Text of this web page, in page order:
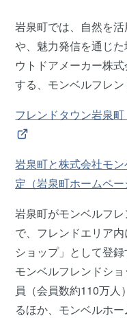
岩泉町では、自然を
や、魅力発信を通じ
ウトドアメーカー株
する、モンベルフレン
フレンドタウン岩泉
岩泉町と株式会社モ
定（岩泉町ホームペー
岩泉町がモンベルフ
で、フレンドエリア
ショップ」として登
モンベルフレンドシ
員（会員数約110万
るほか、モンベルホ